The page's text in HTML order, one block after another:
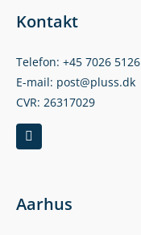
Kontakt
Telefon: +45 7026 5126
E-mail: post@pluss.dk
CVR: 26317029
Aarhus